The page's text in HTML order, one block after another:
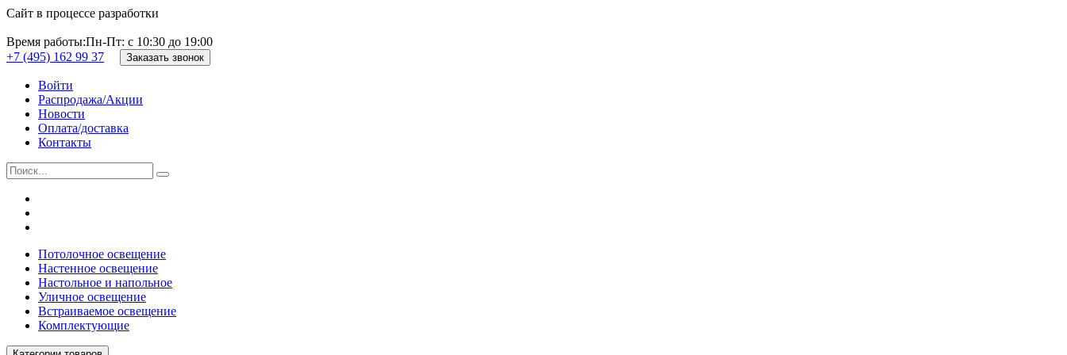
Сайт в процессе разработки
Время работы:Пн-Пт: с 10:30 до 19:00
+7 (495) 162 99 37
Заказать звонок
Войти
Распродажа/Акции
Новости
Оплата/доставка
Контакты
Потолочное освещение
Настенное освещение
Настольное и напольное
Уличное освещение
Встраиваемое освещение
Комплектующие